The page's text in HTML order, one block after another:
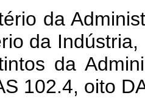
da
da
da
102.4, oito